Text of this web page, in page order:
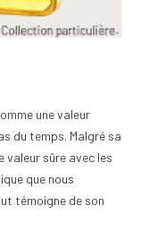
une valeur
du temps. Malgré sa
valeur sûre avec les
que nous
témoigne de son